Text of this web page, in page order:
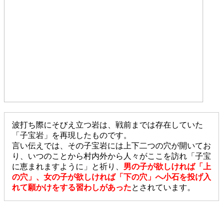
波打ち際にそびえ立つ岩は、戦前までは存在していた
「子宝岩」を再現したものです。
言い伝えでは、その子宝岩には上下二つの穴が開いてお
り、いつのことから村内外から人々がここを訪れ「子宝
に恵まれますように」と祈り、 男の子が欲しければ「上
の穴」、女の子が欲しければ「下の穴」へ小石を投げ入
れて願かけをする習わしがあったとされています。